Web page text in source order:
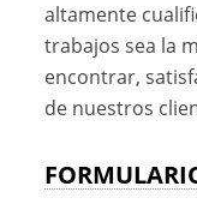
altamente
trabajos sea la
encontrar,
de nuestros